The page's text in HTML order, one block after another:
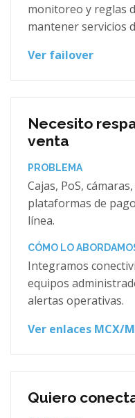
monitoreo y reglas
mantener servicios
Ver failover
Necesito
venta
PROBLEMA
Cajas, PoS,
plataformas de
línea.
CÓMO LO
Integramos
equipos
alertas operativas.
Ver enlaces MCX/
Quiero